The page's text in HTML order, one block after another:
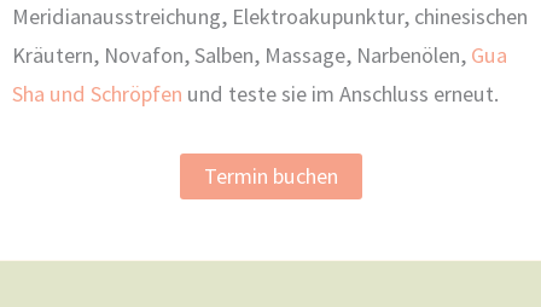
Meridianausstreichung, Elektroakupunktur, chinesischen
Kräutern, Novafon, Salben, Massage, Narbenölen, Gua
Sha und Schröpfen und teste sie im Anschluss erneut.
Termin buchen